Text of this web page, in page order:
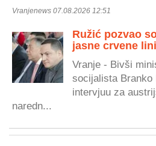
Vranjenews 07.08.2026 12:51
Ružić pozvao
jasne crvene
Vranje - Bivši
socijalista Branko
intervjuu za
naredn...